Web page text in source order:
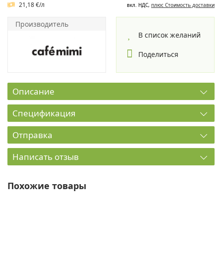
21,18 €/л вкл. НДС, плюс Cтоимость доставки
Производитель
В список желаний
Поделиться
Описание
Спецификация
Отправка
Написать отзыв
Похожие товары